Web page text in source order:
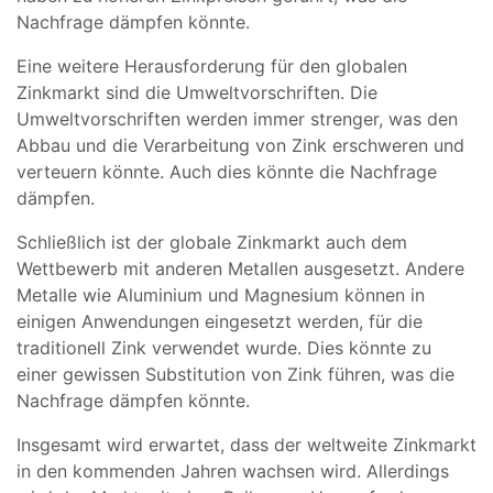
Nachfrage dämpfen könnte.
Eine weitere Herausforderung für den globalen
Zinkmarkt sind die Umweltvorschriften. Die
Umweltvorschriften werden immer strenger, was den
Abbau und die Verarbeitung von Zink erschweren und
verteuern könnte. Auch dies könnte die Nachfrage
dämpfen.
Schließlich ist der globale Zinkmarkt auch dem
Wettbewerb mit anderen Metallen ausgesetzt. Andere
Metalle wie Aluminium und Magnesium können in
einigen Anwendungen eingesetzt werden, für die
traditionell Zink verwendet wurde. Dies könnte zu
einer gewissen Substitution von Zink führen, was die
Nachfrage dämpfen könnte.
Insgesamt wird erwartet, dass der weltweite Zinkmarkt
in den kommenden Jahren wachsen wird. Allerdings